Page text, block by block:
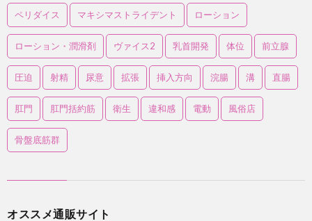
ペリダイス マキシマストライデント ローション
ローション・潤滑剤 ヴァイス2 乳首開発 体位 前立腺
圧迫 射精 尿意 拡張 挿入方向 浣腸 溝 直腸
肛門 肛門括約筋 衛生 違和感 電動 風俗店
骨盤底筋群
オススメ通販サイト